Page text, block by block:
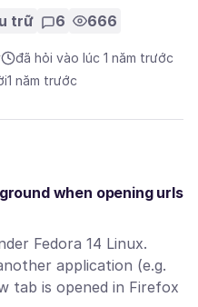
trữ 6 666
đã hỏi vào lúc 1 năm trước
1 năm trước
when opening urls
Fedora 14 Linux.
application (e.g.
tab is opened in Firefox